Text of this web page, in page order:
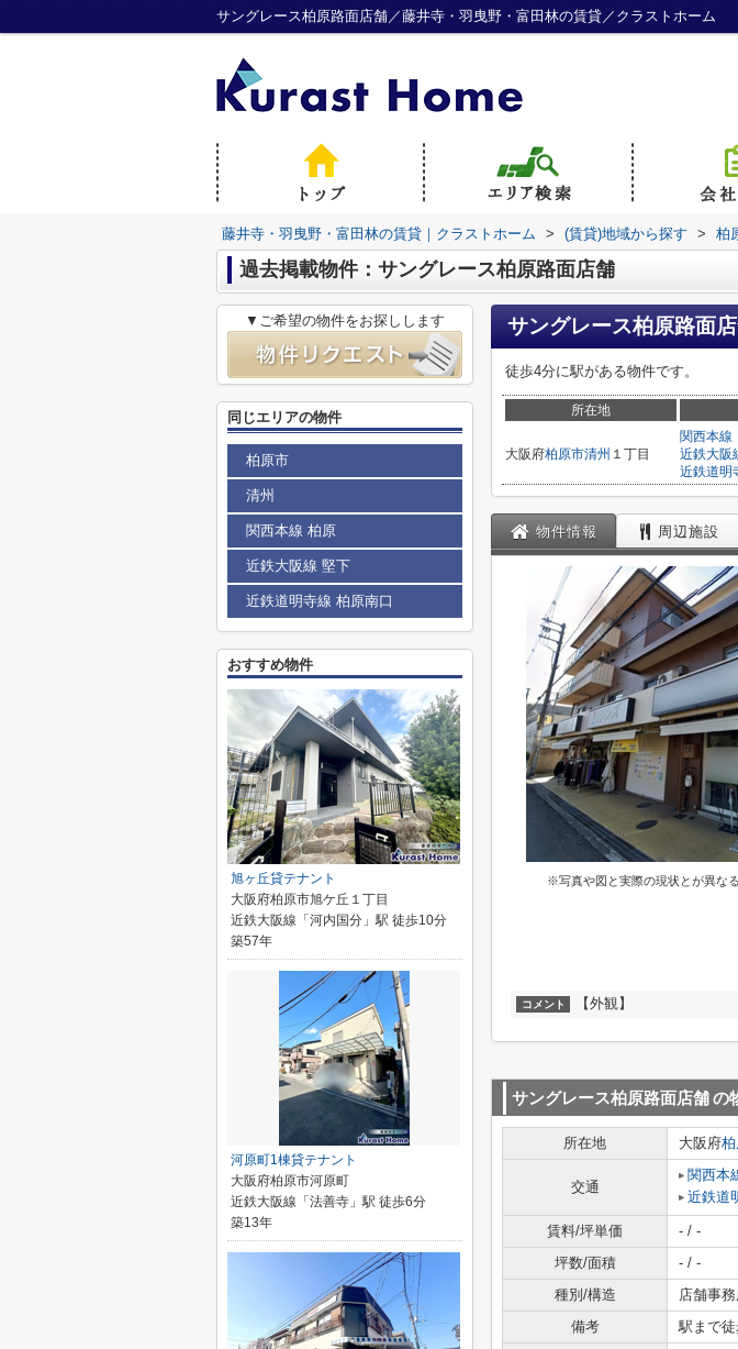
サングレース柏原路面店舗／藤井寺・羽曳野・富田林の賃貸／クラストホーム
藤井寺・羽曳野・富田林の賃貸｜クラストホーム > (賃貸)地域から探す > 柏
過去掲載物件：サングレース柏原路面店舗
サングレース柏原路面
徒歩4分に駅がある物件です。
所在地
大阪府柏原市清州 １丁目
関西本線
近鉄大阪
近鉄道明
物件情報 周辺施設
※写真や図と実際の現状とが異な
コメント 【外観】
サングレース柏原路面店舗の
所在地 大阪府
交通
関西本
近鉄道
賃料/坪単価 - / -
坪数/面積
- / -
種別/構造
店舗事
備考
駅まで
▼ご希望の物件をお探しします
同じエリアの物件
柏原市
清州
関西本線 柏原
近鉄大阪線 堅下
近鉄道明寺線 柏原南口
おすすめ物件
旭ヶ丘貸テナント
大阪府柏原市旭ケ丘１丁目
近鉄大阪線「河内国分」駅 徒歩10分
築57年
河原町1棟貸テナント
大阪府柏原市河原町
近鉄大阪線「法善寺」駅 徒歩6分
築13年